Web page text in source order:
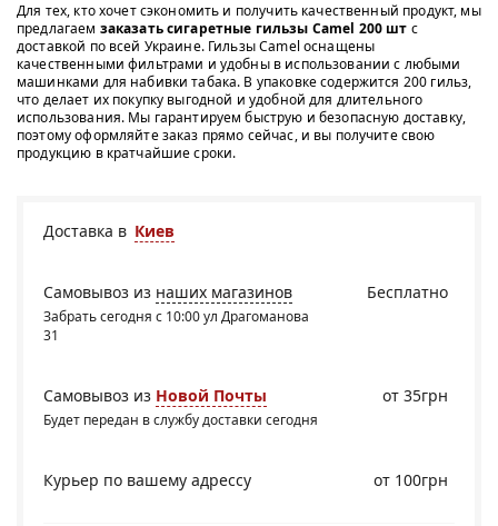
Для тех, кто хочет сэкономить и получить качественный продукт, мы
предлагаем заказать сигаретные гильзы Camel 200 шт с
доставкой по всей Украине. Гильзы Camel оснащены
качественными фильтрами и удобны в использовании с любыми
машинками для набивки табака. В упаковке содержится 200 гильз,
что делает их покупку выгодной и удобной для длительного
использования. Мы гарантируем быструю и безопасную доставку,
поэтому оформляйте заказ прямо сейчас, и вы получите свою
продукцию в кратчайшие сроки.
Доставка в Киев
Бесплатно
Самовывоз из наших магазинов
Забрать сегодня с 10:00 ул Драгоманова
31
Самовывоз из Новой Почты
Будет передан в службу доставки сегодня
от 35грн
Курьер по вашему адрессу от 100грн